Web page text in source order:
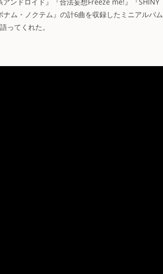
ンドロイド』『合法妄想Freeze me!』『SHINY
ム・ノクテム』の計6曲を収録したミニアルバム
ってくれた。